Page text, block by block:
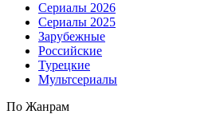
Сериалы 2026
Сериалы 2025
Зарубежные
Российские
Турецкие
Мультсериалы
По Жанрам